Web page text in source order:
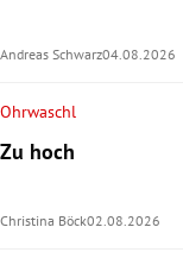
Andreas Schwarz04.08.2026
Ohrwaschl
Zu hoch
Christina Böck02.08.2026